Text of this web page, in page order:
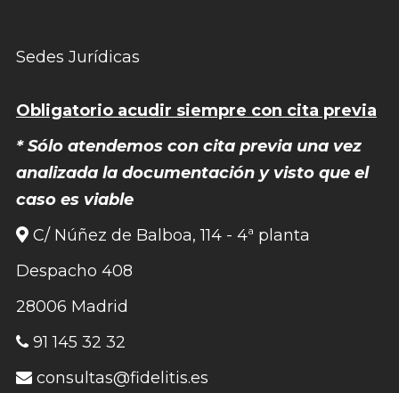
Sedes Jurídicas
Obligatorio acudir siempre con cita previa
* Sólo atendemos con cita previa una vez
analizada la documentación y visto que el
caso es viable
C/ Núñez de Balboa, 114 - 4ª planta
Despacho 408
28006 Madrid
91 145 32 32
consultas@fidelitis.es